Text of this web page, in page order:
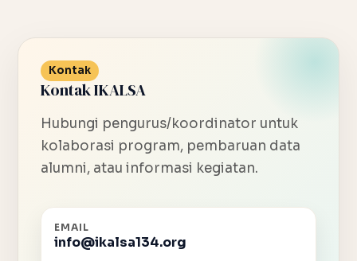
Kontak
Kontak IKALSA
Hubungi pengurus/koordinator untuk
kolaborasi program, pembaruan data
alumni, atau informasi kegiatan.
EMAIL
info@ikalsa134.org